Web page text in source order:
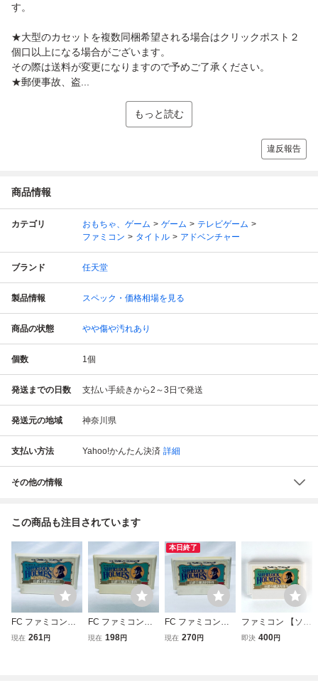
す。
★大型のカセットを複数同梱希望される場合はクリックポスト２
個口以上になる場合がございます。
その際は送料が変更になりますので予めご了承ください。
★郵便事故、盗...
もっと読む
違反報告
商品情報
カテゴリ おもちゃ、ゲーム ゲーム
テレビゲーム
ファミコン
タイトル アドベンチャー
ブランド 任天堂
製品情報 スペック・価格相場を見る
商品の状態 やや傷や汚れあり
個数 1個
発送までの日数 支払い手続きから2～3日で発送
発送元の地域 神奈川県
支払い方法 Yahoo!かんたん決済 詳細
その他の情報
この商品も注目されています
FC ファミコンソ
フト シャーロッ
現在 261円
FC ファミコンソ
フト シャーロッ
現在 198円
本日終了
FC ファミコンソ
フト シャーロッ
現在 270円
ファミコン 【ソフ
トのみ】 シャーロ
即決 400円